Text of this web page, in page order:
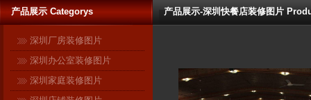
产品展示 Categorys
深圳厂房装修图片
深圳办公室装修图片
深圳家庭装修图片
产品展示-深圳快餐店装修图片